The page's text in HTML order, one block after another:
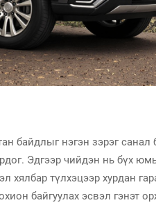
байдлыг нэгэн зэрэг санал
Эдгээр чийдэн нь бүх
түлхэцээр хурдан
байгуулах эсвэл гэнэт